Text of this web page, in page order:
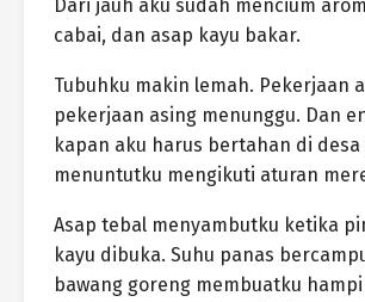
Dari jauh aku sudah mencium
cabai, dan asap kayu bakar.
Tubuhku makin lemah. Pekerjaan
pekerjaan asing menunggu. Dan
kapan aku harus bertahan di desa
menuntutku mengikuti aturan
Asap tebal menyambutku ketika
kayu dibuka. Suhu panas
bawang goreng membuatku